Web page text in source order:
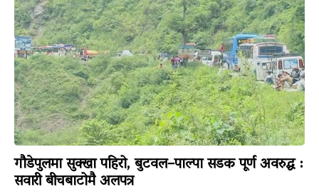
गौडेपुलमा सुक्खा पहिरो, बुटवल–पाल्पा सडक पूर्ण अवरुद्ध :
सवारी बीचबाटोमै अलपत्र